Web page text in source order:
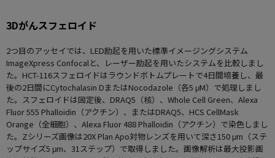
3Dがんスフェロイド
2つ目のアッセイでは、LED励起を用いた標準イメージングシステム
ImageXpress Confocalと、レーザー励起を用いたシステムを比較しまし
た。HCT-116スフェロイドはラウンドボトムプレートで4日間培養し、最
後の2日間にCytochalasin DまたはNocodazole（各5 μM）で処理しまし
た。スフェロイドは固定後、DRAQ5（核）、Whole Cell Green、Alexa
Fluor 555 Phalloidin（アクチン）、またはDRAQ5、HCS CellMask
Orange（全細胞）、Alexa Fluor 488 Phalloidin（アクチン）で染色しまし
た。Zシリーズ画像は20X Plan Apo対物レンズを用いて深さ150 μm（ステ
ップサイズ5 μm、31ステップ）で取得しました。画像解析は最大投影画